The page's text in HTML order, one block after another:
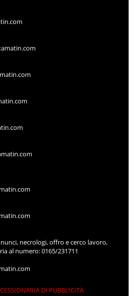
necrologi, offro e cerco lavoro,
al numero: 0165/231711
DI PUBBLICITÀ